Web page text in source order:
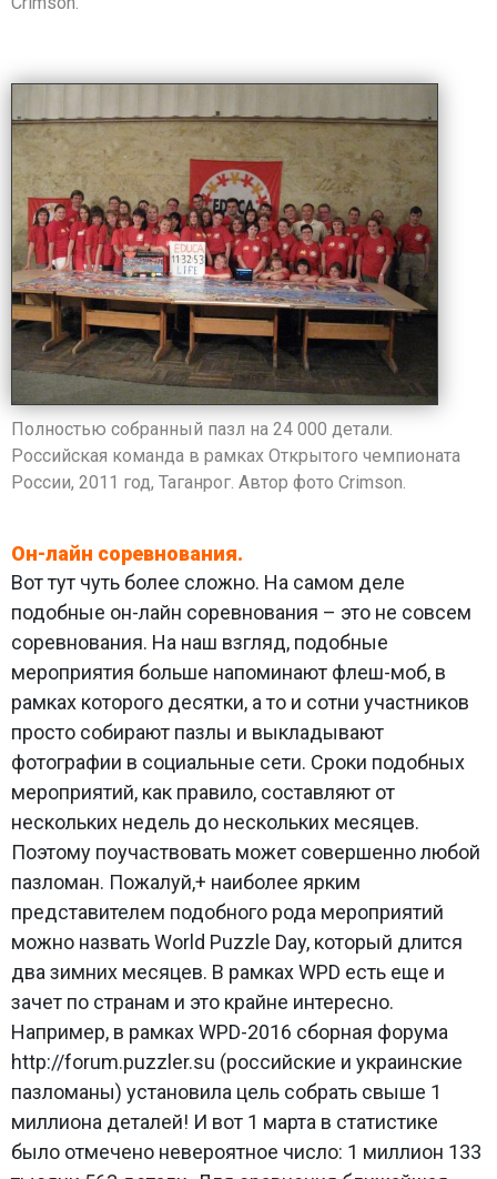
Полностью собранный пазл на 24 000 детали.
Российская команда в рамках Открытого чемпионата
России, 2011 год, Таганрог. ​Автор фото Crimson.
Он-лайн соревнования.
Вот тут чуть более сложно. На самом деле
подобные он-лайн соревнования – это не совсем
соревнования. На наш взгляд, подобные
мероприятия больше напоминают флеш-моб, в
рамках которого десятки, а то и сотни участников
просто собирают пазлы и выкладывают
фотографии в социальные сети. Сроки подобных
мероприятий, как правило, составляют от
нескольких недель до нескольких месяцев.
Поэтому поучаствовать может совершенно любой
пазломан. Пожалуй,+ наиболее ярким
представителем подобного рода мероприятий
можно назвать World Puzzle Day, который длится
два зимних месяцев. В рамках WPD есть еще и
зачет по странам и это крайне интересно.
Например, в рамках WPD-2016 сборная форума
http://forum.puzzler.su (российские и украинские
пазломаны) установила цель собрать свыше 1
миллиона деталей! И вот 1 марта в статистике
было отмечено невероятное число: 1 миллион 133